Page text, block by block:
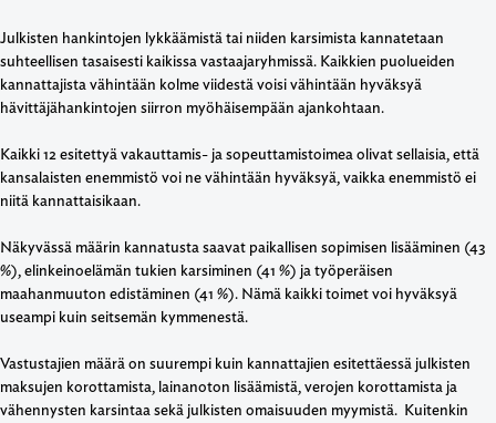
Julkisten hankintojen lykkäämistä tai niiden karsimista kannatetaan
suhteellisen tasaisesti kaikissa vastaajaryhmissä. Kaikkien puolueiden
kannattajista vähintään kolme viidestä voisi vähintään hyväksyä
hävittäjähankintojen siirron myöhäisempään ajankohtaan.
Kaikki 12 esitettyä vakauttamis- ja sopeuttamistoimea olivat sellaisia, että
kansalaisten enemmistö voi ne vähintään hyväksyä, vaikka enemmistö ei
niitä kannattaisikaan.
Näkyvässä määrin kannatusta saavat paikallisen sopimisen lisääminen (43
%), elinkeinoelämän tukien karsiminen (41 %) ja työperäisen
maahanmuuton edistäminen (41 %). Nämä kaikki toimet voi hyväksyä
useampi kuin seitsemän kymmenestä.
Vastustajien määrä on suurempi kuin kannattajien esitettäessä julkisten
maksujen korottamista, lainanoton lisäämistä, verojen korottamista ja
vähennysten karsintaa sekä julkisten omaisuuden myymistä. Kuitenkin